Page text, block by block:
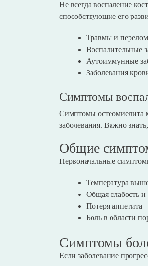
Не всегда воспаление
способствующие его
Травмы и
Воспалительные
Аутоиммунные
Заболевания
Симптомы
Симптомы остеомиелита
заболевания. Важно
Общие
Первоначальные
Температура
Общая слабость и
Потеря аппетита
Боль в области
Симптомы
Если заболевание